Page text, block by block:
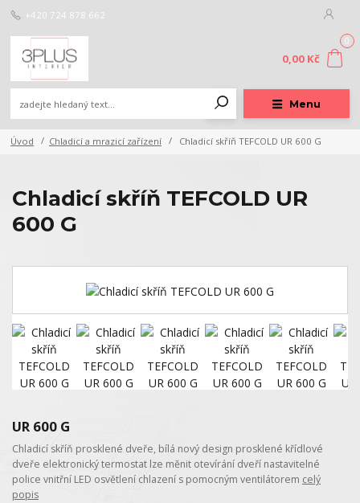
Menu
+420 724 878 662
0
0,00 Kč
Úvod Chladicí a mrazicí zařízení Chladicí skříň TEFCOLD UR 600 G
Chladicí skříň TEFCOLD UR
600 G
UR 600 G
Chladicí skříň prosklené dveře, bílá nový design prosklené křídlové
dveře elektronický termostat lze měnit otevírání dveří nastavitelné
police vnitřní LED osvětlení chlazení s pomocným ventilátorem celý
popis